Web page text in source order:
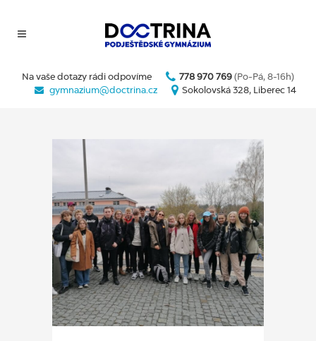
Na vaše dotazy rádi odpovíme 778 970 769 (Po-Pá, 8-16h)
gymnazium@doctrina.cz
Sokolovská 328, Liberec 14